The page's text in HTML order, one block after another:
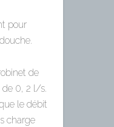
pour
de
de 0, 2 l/s.
le débit
charge